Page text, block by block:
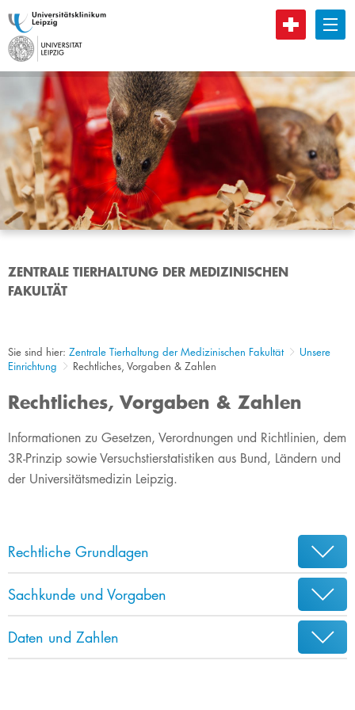
B
ZENTRALE TIERHALTUNG DER MEDIZINISCHEN
FAKULTÄT
Sie sind hier: Zentrale Tierhaltung der Medizinischen Fakultät
Unsere
Einrichtung
Rechtliches, Vorgaben & Zahlen
Rechtliches, Vorgaben & Zahlen
​​​​​​​​​​​​​​​​​​​​​​Informationen zu Gesetzen, Verordnungen und Richtlinien, dem
3R-Prinzip sowie Versuchstierstatistiken aus Bund, Ländern und
der Universitätsmedizin Leipzig.
Rechtliche Grundlagen
Sachkunde und Vorgaben
Daten und Zahlen